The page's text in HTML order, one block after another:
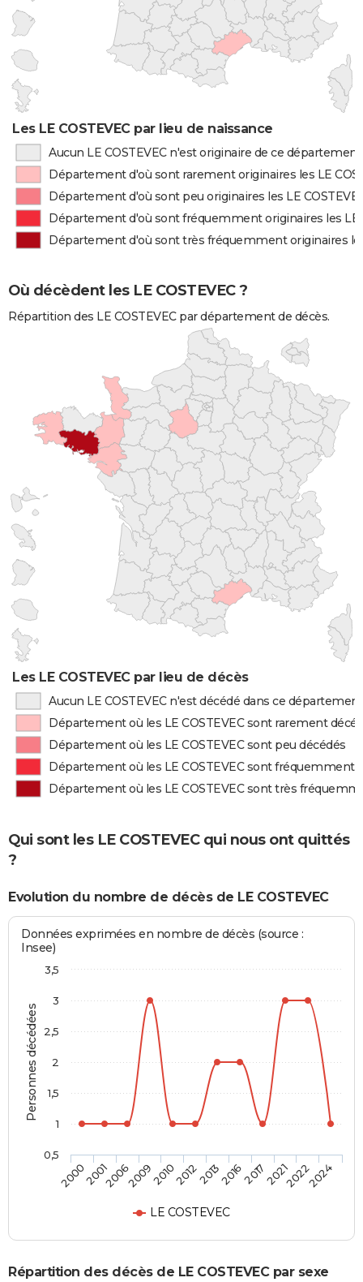
Les LE COSTEVEC par lieu de naissance
Aucun LE COSTEVEC n'est originaire de ce département
Département d'où sont rarement originaires les LE
Département d'où sont peu originaires les LE
Département d'où sont fréquemment originaires les LE
Département d'où sont très fréquemment originaires les
Où décèdent les LE COSTEVEC ?
Répartition des LE COSTEVEC par département de décès.
Les LE COSTEVEC par lieu de décès
Aucun LE COSTEVEC n'est décédé dans ce département
Département où les LE COSTEVEC sont rarement
Département où les LE COSTEVEC sont peu décédés
Département où les LE COSTEVEC sont fréquemment
Département où les LE COSTEVEC sont très
Qui sont les LE COSTEVEC qui nous ont quittés
?
Evolution du nombre de décès de LE COSTEVEC
Personnes décédées
Données exprimées en nombre de décès (source :
Insee)
LE COSTEVEC
200020012006200920102012201320162017202120222024
0,5
1
1,5
2
2,5
3
3,5
Répartition des décès de LE COSTEVEC par sexe